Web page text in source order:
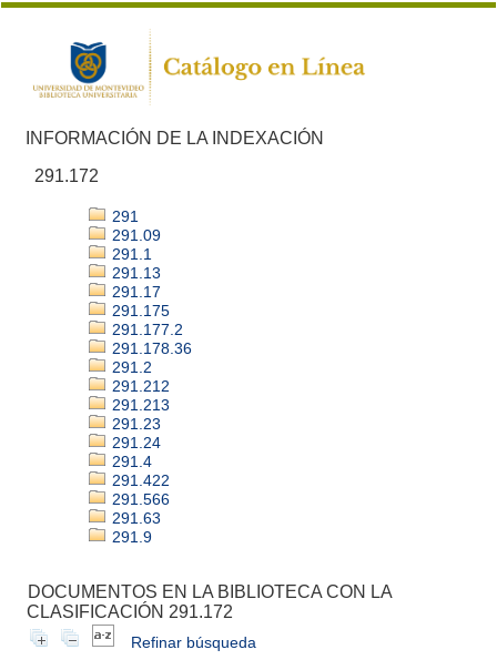
INFORMACIÓN DE LA INDEXACIÓN
291.172
291
291.09
291.1
291.13
291.17
291.175
291.177.2
291.178.36
291.2
291.212
291.213
291.23
291.24
291.4
291.422
291.566
291.63
291.9
DOCUMENTOS EN LA BIBLIOTECA CON LA
CLASIFICACIÓN 291.172
Refinar búsqueda